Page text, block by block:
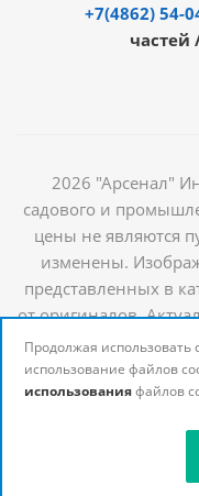
+7(4862) 54-
частей
2026 "Арсенал"
садового и
цены не являются
изменены.
представленных в
от оригиналов.
наличии
Продолжая использовать
использование файлов
использованияфайлов